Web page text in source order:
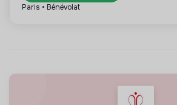
Paris • Bénévolat